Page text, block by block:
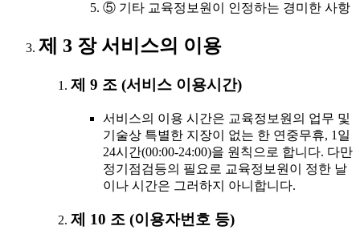
⑤ 기타 교육정보원이 인정하는 경미한 사항
제 3 장 서비스의 이용
제 9 조 (서비스 이용시간)
서비스의 이용 시간은 교육정보원의 업무 및
기술상 특별한 지장이 없는 한 연중무휴, 1일
24시간(00:00-24:00)을 원칙으로 합니다. 다만
정기점검등의 필요로 교육정보원이 정한 날
이나 시간은 그러하지 아니합니다.
제 10 조 (이용자번호 등)